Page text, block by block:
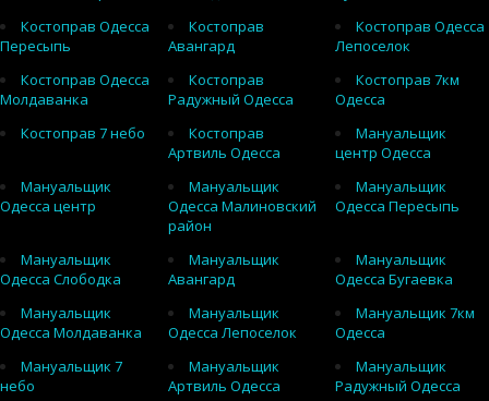
Костоправ Одесса
Пересыпь
Костоправ
Авангард
Костоправ Одесса
Лепоселок
Костоправ Одесса
Молдаванка
Костоправ
Радужный Одесса
Костоправ 7км
Одесса
Костоправ 7 небо
Костоправ
Артвиль Одесса
Мануальщик
центр Одесса
Мануальщик
Одесса центр
Мануальщик
Одесса Малиновский
район
Мануальщик
Одесса Пересыпь
Мануальщик
Одесса Слободка
Мануальщик
Авангард
Мануальщик
Одесса Бугаевка
Мануальщик
Одесса Молдаванка
Мануальщик
Одесса Лепоселок
Мануальщик 7км
Одесса
Мануальщик 7
небо
Мануальщик
Артвиль Одесса
Мануальщик
Радужный Одесса